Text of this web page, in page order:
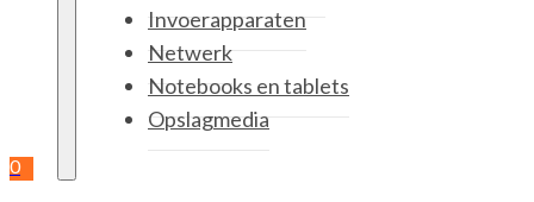
0
Invoerapparaten
Netwerk
Notebooks en tablets
Opslagmedia